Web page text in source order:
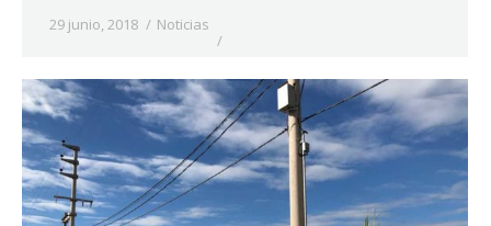
29 junio, 2018 Noticias